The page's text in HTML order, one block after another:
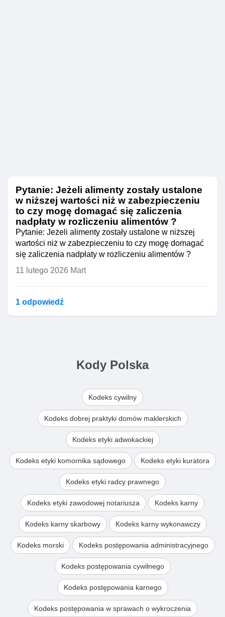
Pytanie: Jeżeli alimenty zostały ustalone
w niższej wartości niż w zabezpieczeniu
to czy mogę domagać się zaliczenia
nadpłaty w rozliczeniu alimentów ?
Pytanie: Jeżeli alimenty zostały ustalone w niższej
wartości niż w zabezpieczeniu to czy mogę domagać
się zaliczenia nadpłaty w rozliczeniu alimentów ?
11 lutego 2026 Mart
1 odpowiedź
Kody Polska
Kodeks cywilny
Kodeks dobrej praktyki domów maklerskich
Kodeks etyki adwokackiej
Kodeks etyki komornika sądowego Kodeks etyki kuratora
Kodeks etyki radcy prawnego
Kodeks etyki zawodowej notariusza Kodeks karny
Kodeks karny skarbowy Kodeks karny wykonawczy
Kodeks morski Kodeks postępowania administracyjnego
Kodeks postępowania cywilnego
Kodeks postępowania karnego
Kodeks postępowania w sprawach o wykroczenia